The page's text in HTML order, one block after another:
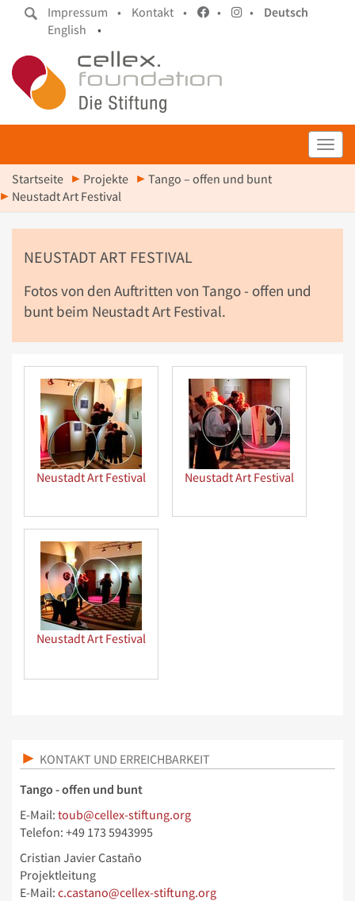
Impressum • Kontakt • • •
Deutsch
English
•
Startseite Projekte
Tango – offen und bunt
Neustadt Art Festival
NEUSTADT ART FESTIVAL
Fotos von den Auftritten von Tango - offen und
bunt beim Neustadt Art Festival.
Neustadt Art Festival Neustadt Art Festival
Neustadt Art Festival
KONTAKT UND ERREICHBARKEIT
Tango - offen und bunt
E-Mail: toub@cellex-stiftung.org
Telefon: +49 173 5943995
Cristian Javier Castaño
Projektleitung
E-Mail: c.castano@cellex-stiftung.org